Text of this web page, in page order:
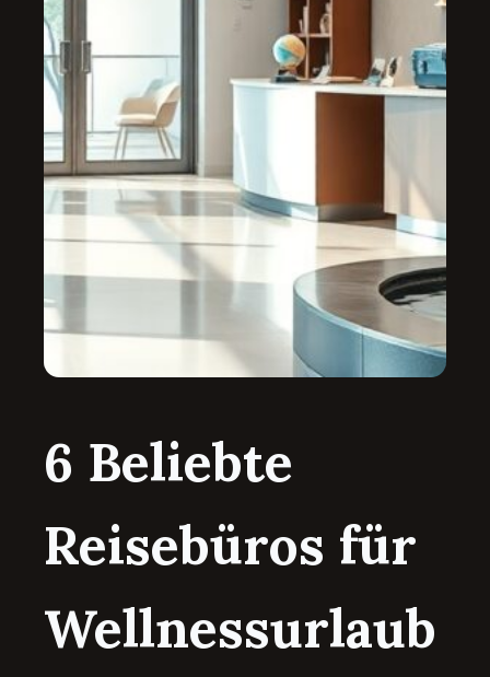
6 Beliebte
Reisebüros für
Wellnessurlaub